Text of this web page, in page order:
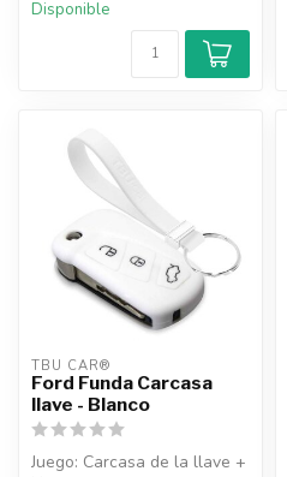
Disponible
TBU CAR®
Ford Funda Carcasa
llave - Blanco
Juego: Carcasa de la llave +